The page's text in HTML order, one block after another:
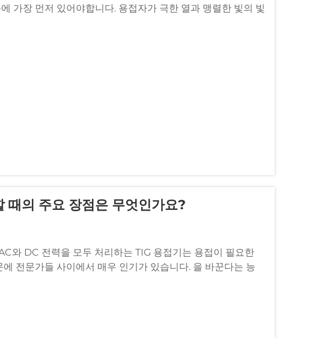
가장 먼저 있어야합니다. 용접자가 극한 열과 맹렬한 빛의 빛
의 주요 장점은 무엇인가요?
와 DC 전력을 모두 처리하는 TIG 용접기는 용접이 필요한
전문가들 사이에서 매우 인기가 있습니다. 을 바꾼다는 능